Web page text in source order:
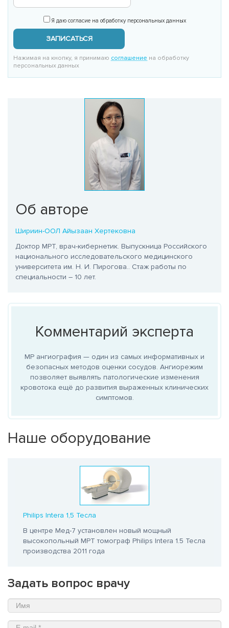
Я даю согласие на обработку персональных данных
ЗАПИСАТЬСЯ
Нажимая на кнопку, я принимаю соглашение на обработку
персональных данных
Об авторе
Шириин-ООЛ Айызаан Хертековна
Доктор МРТ, врач-кибернетик. Выпускница Российского
национального исследовательского медицинского
университета им. Н. И. Пирогова.. Стаж работы по
специальности – 10 лет.
Комментарий эксперта
МР ангиография — один из самых информативных и
безопасных методов оценки сосудов. Ангиорежим
позволяет выявлять патологические изменения
кровотока ещё до развития выраженных клинических
симптомов.
Наше оборудование
Philips Intera 1,5 Тесла
В центре Мед-7 установлен новый мощный
высокопольный МРТ томограф Philips Intera 1.5 Тесла
производства 2011 года
Задать вопрос врачу